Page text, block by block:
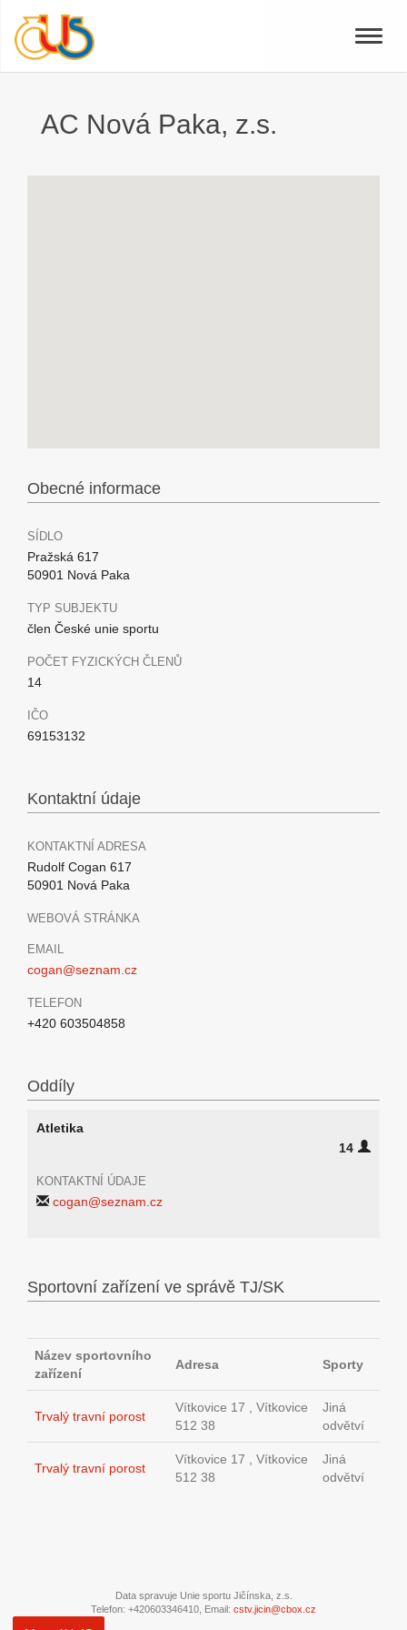
Toggle
AC Nová Paka, z.s.
Obecné informace
SÍDLO
Pražská 617
50901 Nová Paka
TYP SUBJEKTU
člen České unie sportu
POČET FYZICKÝCH ČLENŮ
14
IČO
69153132
Kontaktní údaje
KONTAKTNÍ ADRESA
Rudolf Cogan 617
50901 Nová Paka
WEBOVÁ STRÁNKA
EMAIL
cogan@seznam.cz
TELEFON
+420 603504858
Oddíly
Atletika
14
KONTAKTNÍ ÚDAJE
cogan@seznam.cz
Sportovní zařízení ve správě TJ/SK
Název sportovního
zařízení
Adresa Sporty
Trvalý travní porost
Vítkovice 17 , Vítkovice
512 38
Jiná
odvětví
Trvalý travní porost
Vítkovice 17 , Vítkovice
512 38
Jiná
odvětví
Data spravuje Unie sportu Jičínska, z.s.
Telefon: +420603346410, Email: cstv.jicin@cbox.cz